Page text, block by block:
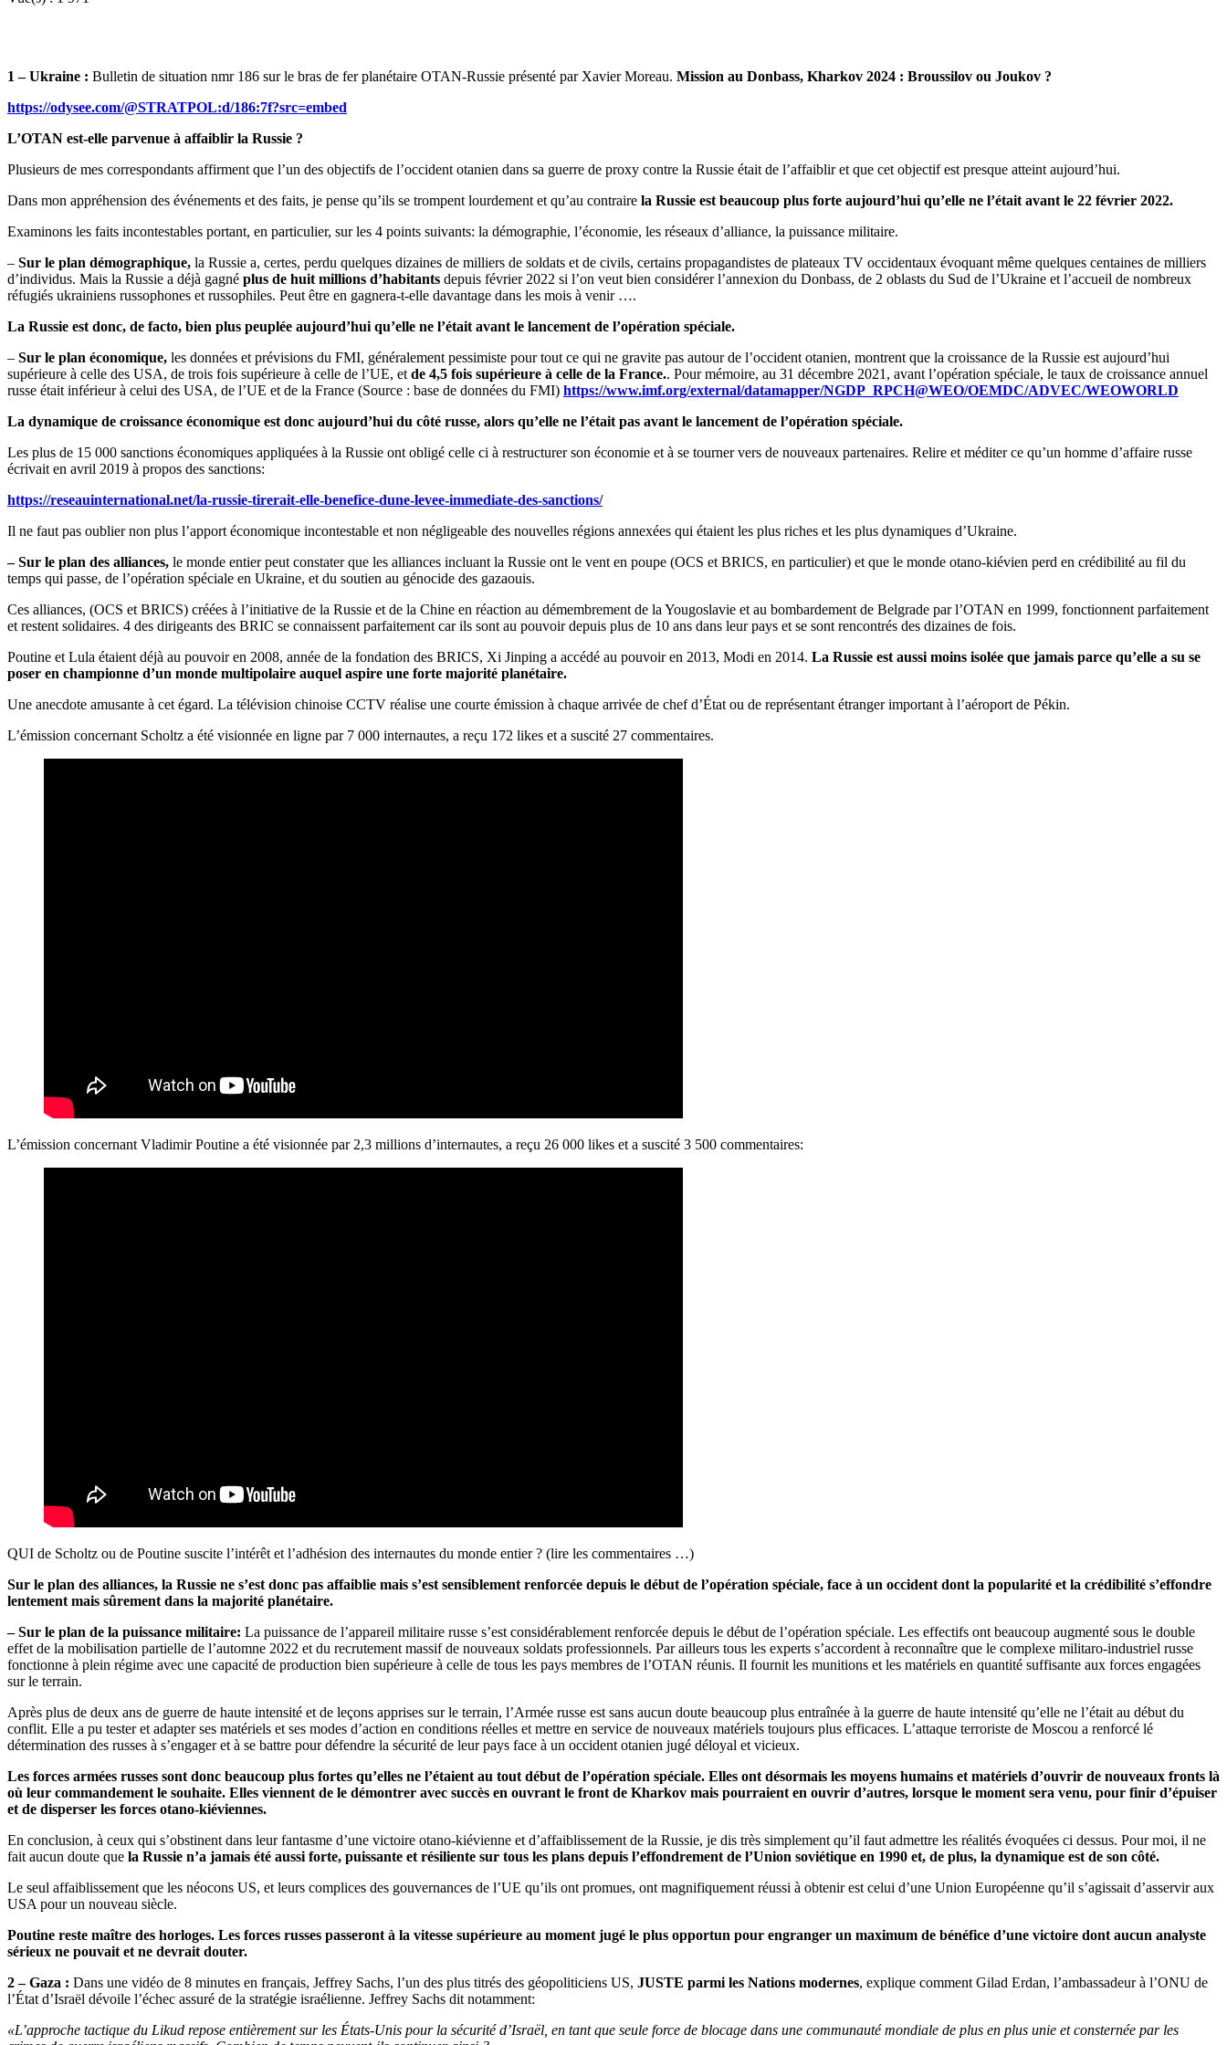
1 – Ukraine : Bulletin de situation nmr 186 sur le bras de fer planétaire OTAN-Russie présenté par Xavier Moreau. Mission au Donbass, Kharkov 2024 : Broussilov ou Joukov ?
https://odysee.com/@STRATPOL:d/186:7f?src=embed
L’OTAN est-elle parvenue à affaiblir la Russie ?
Plusieurs de mes correspondants affirment que l’un des objectifs de l’occident otanien dans sa guerre de proxy contre la Russie était de l’affaiblir et que cet objectif est presque atteint aujourd’hui.
Dans mon appréhension des événements et des faits, je pense qu’ils se trompent lourdement et qu’au contraire la Russie est beaucoup plus forte aujourd’hui qu’elle ne l’était avant le 22 février 2022.
Examinons les faits incontestables portant, en particulier, sur les 4 points suivants: la démographie, l’économie, les réseaux d’alliance, la puissance militaire.
– Sur le plan démographique, la Russie a, certes, perdu quelques dizaines de milliers de soldats et de civils, certains propagandistes de plateaux TV occidentaux évoquant même quelques centaines de milliers
d’individus. Mais la Russie a déjà gagné plus de huit millions d’habitants depuis février 2022 si l’on veut bien considérer l’annexion du Donbass, de 2 oblasts du Sud de l’Ukraine et l’accueil de nombreux
réfugiés ukrainiens russophones et russophiles. Peut être en gagnera-t-elle davantage dans les mois à venir ….
La Russie est donc, de facto, bien plus peuplée aujourd’hui qu’elle ne l’était avant le lancement de l’opération spéciale.
– Sur le plan économique, les données et prévisions du FMI, généralement pessimiste pour tout ce qui ne gravite pas autour de l’occident otanien, montrent que la croissance de la Russie est aujourd’hui
supérieure à celle des USA, de trois fois supérieure à celle de l’UE, et de 4,5 fois supérieure à celle de la France.. Pour mémoire, au 31 décembre 2021, avant l’opération spéciale, le taux de croissance annuel
russe était inférieur à celui des USA, de l’UE et de la France (Source : base de données du FMI) https://www.imf.org/external/datamapper/NGDP_RPCH@WEO/OEMDC/ADVEC/WEOWORLD
La dynamique de croissance économique est donc aujourd’hui du côté russe, alors qu’elle ne l’était pas avant le lancement de l’opération spéciale.
Les plus de 15 000 sanctions économiques appliquées à la Russie ont obligé celle ci à restructurer son économie et à se tourner vers de nouveaux partenaires. Relire et méditer ce qu’un homme d’affaire russe
écrivait en avril 2019 à propos des sanctions:
https://reseauinternational.net/la-russie-tirerait-elle-benefice-dune-levee-immediate-des-sanctions/
Il ne faut pas oublier non plus l’apport économique incontestable et non négligeable des nouvelles régions annexées qui étaient les plus riches et les plus dynamiques d’Ukraine.
– Sur le plan des alliances, le monde entier peut constater que les alliances incluant la Russie ont le vent en poupe (OCS et BRICS, en particulier) et que le monde otano-kiévien perd en crédibilité au fil du
temps qui passe, de l’opération spéciale en Ukraine, et du soutien au génocide des gazaouis.
Ces alliances, (OCS et BRICS) créées à l’initiative de la Russie et de la Chine en réaction au démembrement de la Yougoslavie et au bombardement de Belgrade par l’OTAN en 1999, fonctionnent parfaitement
et restent solidaires. 4 des dirigeants des BRIC se connaissent parfaitement car ils sont au pouvoir depuis plus de 10 ans dans leur pays et se sont rencontrés des dizaines de fois.
Poutine et Lula étaient déjà au pouvoir en 2008, année de la fondation des BRICS, Xi Jinping a accédé au pouvoir en 2013, Modi en 2014. La Russie est aussi moins isolée que jamais parce qu’elle a su se
poser en championne d’un monde multipolaire auquel aspire une forte majorité planétaire.
Une anecdote amusante à cet égard. La télévision chinoise CCTV réalise une courte émission à chaque arrivée de chef d’État ou de représentant étranger important à l’aéroport de Pékin.
L’émission concernant Scholtz a été visionnée en ligne par 7 000 internautes, a reçu 172 likes et a suscité 27 commentaires.
L’émission concernant Vladimir Poutine a été visionnée par 2,3 millions d’internautes, a reçu 26 000 likes et a suscité 3 500 commentaires:
QUI de Scholtz ou de Poutine suscite l’intérêt et l’adhésion des internautes du monde entier ? (lire les commentaires …)
Sur le plan des alliances, la Russie ne s’est donc pas affaiblie mais s’est sensiblement renforcée depuis le début de l’opération spéciale, face à un occident dont la popularité et la crédibilité s’effondre
lentement mais sûrement dans la majorité planétaire.
– Sur le plan de la puissance militaire: La puissance de l’appareil militaire russe s’est considérablement renforcée depuis le début de l’opération spéciale. Les effectifs ont beaucoup augmenté sous le double
effet de la mobilisation partielle de l’automne 2022 et du recrutement massif de nouveaux soldats professionnels. Par ailleurs tous les experts s’accordent à reconnaître que le complexe militaro-industriel russe
fonctionne à plein régime avec une capacité de production bien supérieure à celle de tous les pays membres de l’OTAN réunis. Il fournit les munitions et les matériels en quantité suffisante aux forces engagées
sur le terrain.
Après plus de deux ans de guerre de haute intensité et de leçons apprises sur le terrain, l’Armée russe est sans aucun doute beaucoup plus entraînée à la guerre de haute intensité qu’elle ne l’était au début du
conflit. Elle a pu tester et adapter ses matériels et ses modes d’action en conditions réelles et mettre en service de nouveaux matériels toujours plus efficaces. L’attaque terroriste de Moscou a renforcé lé
détermination des russes à s’engager et à se battre pour défendre la sécurité de leur pays face à un occident otanien jugé déloyal et vicieux.
Les forces armées russes sont donc beaucoup plus fortes qu’elles ne l’étaient au tout début de l’opération spéciale. Elles ont désormais les moyens humains et matériels d’ouvrir de nouveaux fronts là
où leur commandement le souhaite. Elles viennent de le démontrer avec succès en ouvrant le front de Kharkov mais pourraient en ouvrir d’autres, lorsque le moment sera venu, pour finir d’épuiser
et de disperser les forces otano-kiéviennes.
En conclusion, à ceux qui s’obstinent dans leur fantasme d’une victoire otano-kiévienne et d’affaiblissement de la Russie, je dis très simplement qu’il faut admettre les réalités évoquées ci dessus. Pour moi, il ne
fait aucun doute que la Russie n’a jamais été aussi forte, puissante et résiliente sur tous les plans depuis l’effondrement de l’Union soviétique en 1990 et, de plus, la dynamique est de son côté.
Le seul affaiblissement que les néocons US, et leurs complices des gouvernances de l’UE qu’ils ont promues, ont magnifiquement réussi à obtenir est celui d’une Union Européenne qu’il s’agissait d’asservir aux
USA pour un nouveau siècle.
Poutine reste maître des horloges. Les forces russes passeront à la vitesse supérieure au moment jugé le plus opportun pour engranger un maximum de bénéfice d’une victoire dont aucun analyste
sérieux ne pouvait et ne devrait douter.
2 – Gaza : Dans une vidéo de 8 minutes en français, Jeffrey Sachs, l’un des plus titrés des géopoliticiens US, JUSTE parmi les Nations modernes, explique comment Gilad Erdan, l’ambassadeur à l’ONU de
l’État d’Israël dévoile l’échec assuré de la stratégie israélienne. Jeffrey Sachs dit notamment:
«L’approche tactique du Likud repose entièrement sur les États-Unis pour la sécurité d’Israël, en tant que seule force de blocage dans une communauté mondiale de plus en plus unie et consternée par les